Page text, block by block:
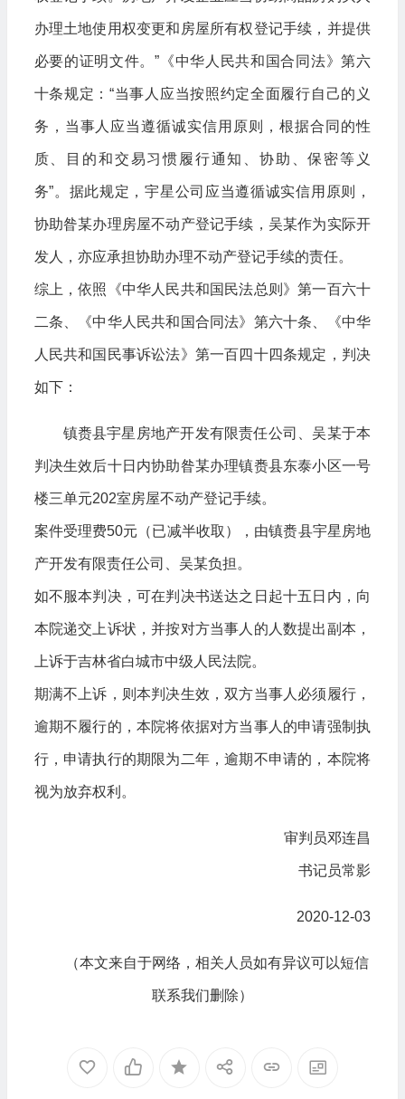
办理土地使用权变更和房屋所有权登记手续，并提供
必要的证明文件。”《中华人民共和国合同法》第六
十条规定：“当事人应当按照约定全面履行自己的义
务，当事人应当遵循诚实信用原则，根据合同的性
质、目的和交易习惯履行通知、协助、保密等义
务”。据此规定，宇星公司应当遵循诚实信用原则，
协助昝某办理房屋不动产登记手续，吴某作为实际开
发人，亦应承担协助办理不动产登记手续的责任。
综上，依照《中华人民共和国民法总则》第一百六十
二条、《中华人民共和国合同法》第六十条、《中华
人民共和国民事诉讼法》第一百四十四条规定，判决
如下：
镇赉县宇星房地产开发有限责任公司、吴某于本
判决生效后十日内协助昝某办理镇赉县东泰小区一号
楼三单元202室房屋不动产登记手续。
案件受理费50元（已减半收取），由镇赉县宇星房地
产开发有限责任公司、吴某负担。
如不服本判决，可在判决书送达之日起十五日内，向
本院递交上诉状，并按对方当事人的人数提出副本，
上诉于吉林省白城市中级人民法院。
期满不上诉，则本判决生效，双方当事人必须履行，
逾期不履行的，本院将依据对方当事人的申请强制执
行，申请执行的期限为二年，逾期不申请的，本院将
视为放弃权利。
审判员邓连昌
书记员常影
2020-12-03
（本文来自于网络，相关人员如有异议可以短信
联系我们删除）